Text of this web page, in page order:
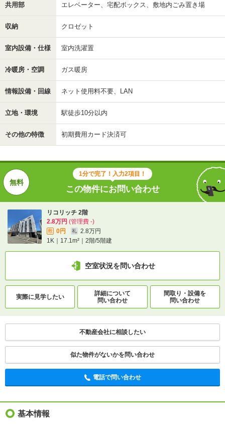
共用部 エレベーター、宅配ボックス、敷地内ごみ置き場
収納 クロゼット
室内設備・仕様 室内洗濯置
冷暖房・空調 ガス暖房
情報設備・回線 ネット使用料不要、LAN
立地・環境 駅徒歩10分以内
その他の特徴 初期費用カード決済可
1分で完了！入力2項目！
この物件にお問い合わせ
リコリッチ 2階
2.8万円 (管理費 -)
敷 0円 礼
2.8万円
1K｜17.1m²｜2階/5階建
空室状況を問い合わせ
実際に見学したい
詳細について
問い合わせ
間取り・設備を
問い合わせ
不動産会社に相談したい
似た物件がないかを問い合わせ
電話で問い合わせ
基本情報